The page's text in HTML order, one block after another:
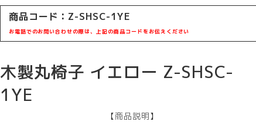
商品コード： Z-SHSC-1YE
お電話でのお問い合わせの際は、上記の商品コードをお伝えください
木製丸椅子 イエロー Z-SHSC-
1YE
【商品説明】